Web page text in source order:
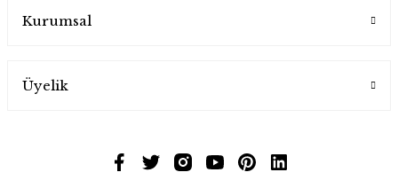
Kurumsal
Üyelik